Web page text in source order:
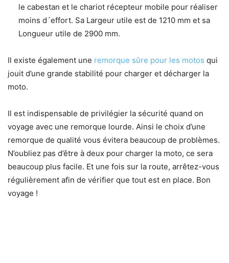
le cabestan et le chariot récepteur mobile pour réaliser
moins d´effort. Sa Largeur utile est de 1210 mm et sa
Longueur utile de 2900 mm.
Il existe également une remorque sûre pour les motos qui
jouit d’une grande stabilité pour charger et décharger la
moto.
Il est indispensable de privilégier la sécurité quand on
voyage avec une remorque lourde. Ainsi le choix d’une
remorque de qualité vous évitera beaucoup de problèmes.
N’oubliez pas d’être à deux pour charger la moto, ce sera
beaucoup plus facile. Et une fois sur la route, arrêtez-vous
régulièrement afin de vérifier que tout est en place. Bon
voyage !